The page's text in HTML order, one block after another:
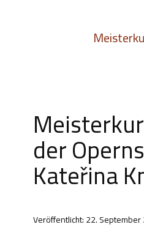
der
Kateřina
Veröffentlicht: 22. September